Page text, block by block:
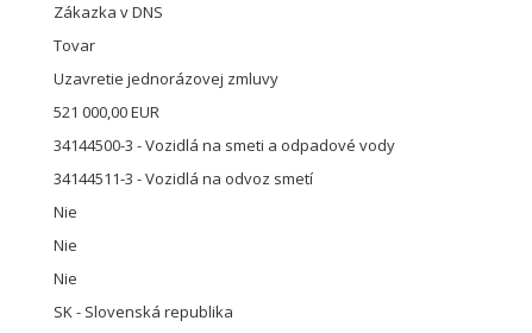
Zákazka v DNS
Tovar
Uzavretie jednorázovej zmluvy
521 000,00 EUR
34144500-3 - Vozidlá na smeti a odpadové vody
34144511-3 - Vozidlá na odvoz smetí
Nie
Nie
Nie
SK - Slovenská republika